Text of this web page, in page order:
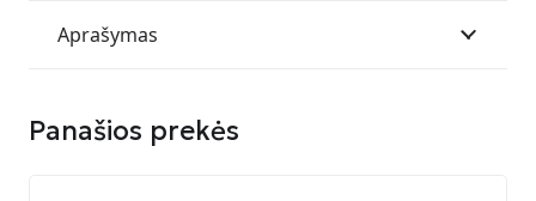
Aprašymas
Panašios prekės